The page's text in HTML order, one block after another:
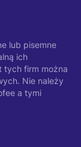
lub pisemne
ich
tych firm można
Nie należy
a tymi